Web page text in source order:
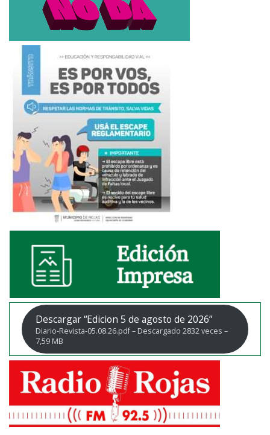
Descargar “Edicion 5 de agosto de 2026”
Diario-Revista-05.08.26.pdf – Descargado 2832 veces –
7,59 MB